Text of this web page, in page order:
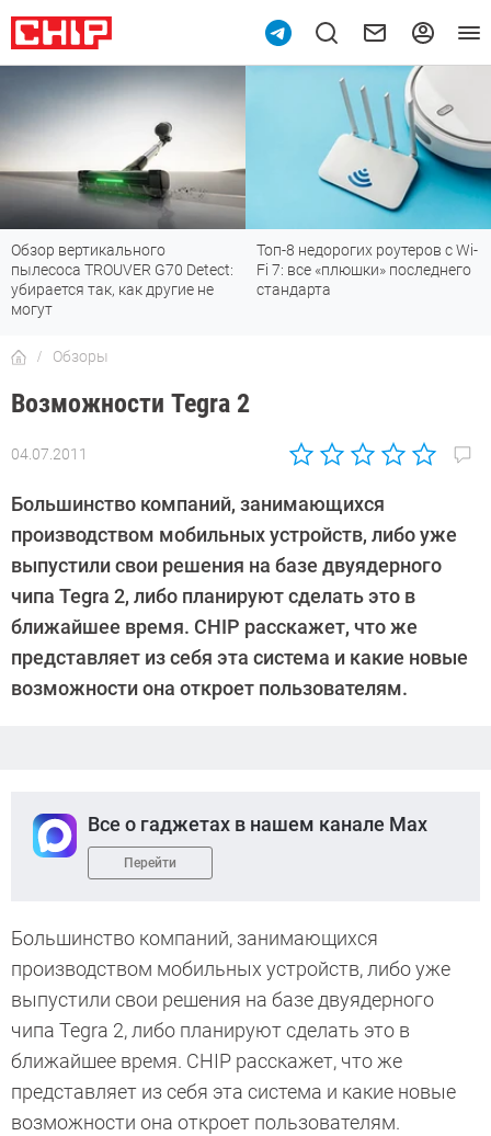
Топ-8 недорогих роутеров с Wi-
Fi 7: все «плюшки» последнего
стандарта
7 мессенджеров, которые
отлично работают в России
Обзоры
Возможности Tegra 2
04.07.2011
Автор:
Большинство компаний, занимающихся
производством мобильных устройств, либо уже
выпустили свои решения на базе двуядерного
чипа Tegra 2, либо планируют сделать это в
ближайшее время. CHIP расскажет, что же
представляет из себя эта система и какие новые
возможности она откроет пользователям.
Все о гаджетах в нашем канале Max
Перейти
Большинство компаний, занимающихся
производством мобильных устройств, либо уже
выпустили свои решения на базе двуядерного
чипа Tegra 2, либо планируют сделать это в
ближайшее время. CHIP расскажет, что же
представляет из себя эта система и какие новые
возможности она откроет пользователям.